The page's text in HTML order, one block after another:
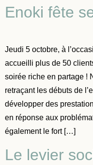
Enoki fête
Jeudi 5 octobre, à
accueilli plus de 50
soirée riche en partage !
retraçant les débuts de
développer des
en réponse aux
également le fort […]
Le levier